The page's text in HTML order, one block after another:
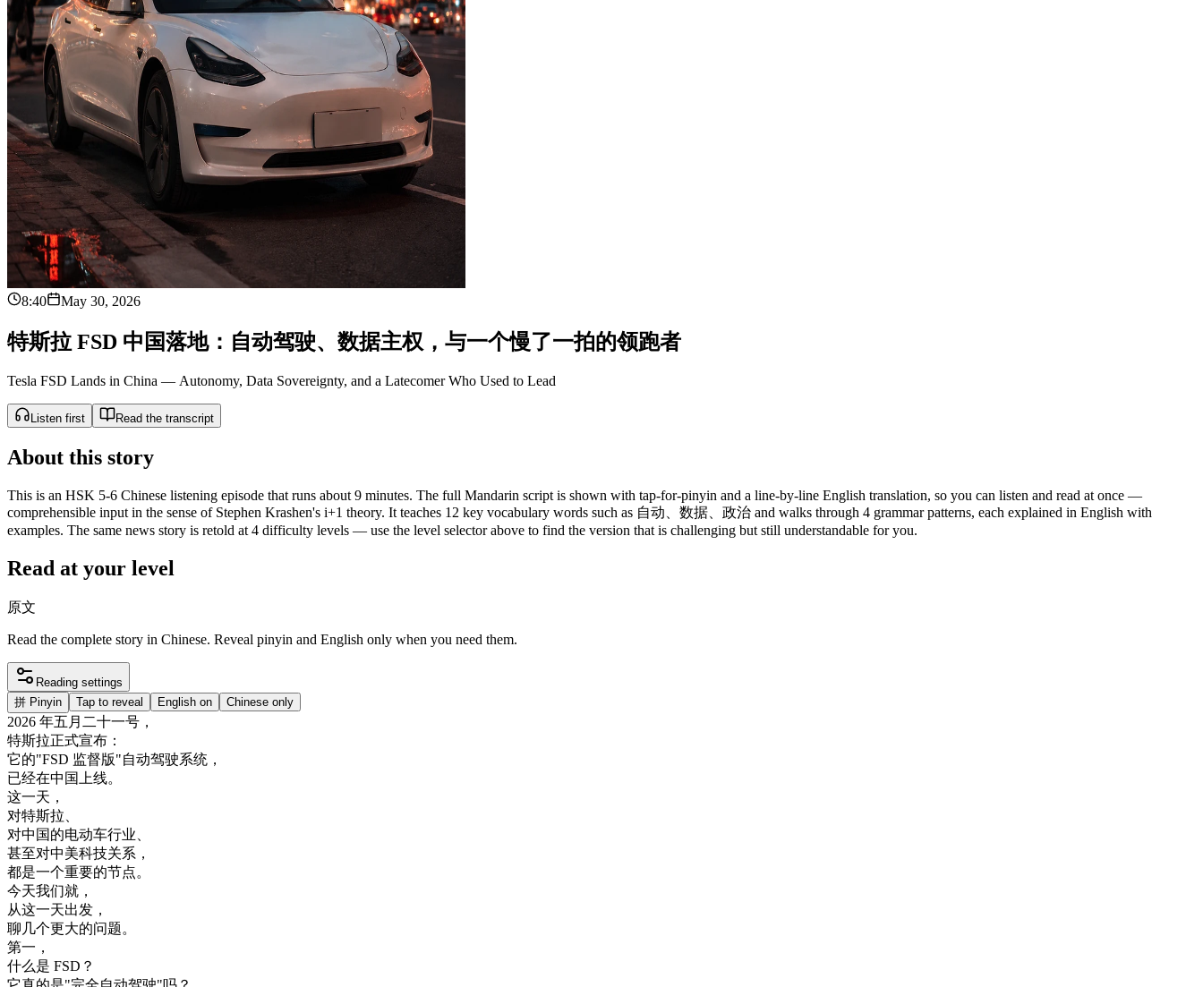
8:40 May 30, 2026
特斯拉 FSD 中 国落地： 自动驾驶、 数据主权 ， 与一个慢了一拍的领跑者
Tesla FSD Lands in China — Autonomy, Data Sovereignty, and a Latecomer Who Used to Lead
Listen first Read the transcript
About this story
This is an HSK 5-6 Chinese listening episode that runs about 9 minutes. The full Mandarin script is shown with tap-for-pinyin and a line-by-line English translation, so you can listen and read at once —
comprehensible input in the sense of Stephen Krashen's i+1 theory. It teaches 12 key vocabulary words such as 自动、数据、政治 and walks through 4 grammar patterns, each explained in English with
examples. The same news story is retold at 4 difficulty levels — use the level selector above to find the version that is challenging but still understandable for you.
Read at your level
原文
Read the complete story in Chinese. Reveal pinyin and English only when you need them.
Reading settings
拼 Pinyin Tap to reveal English on Chinese only
2026 年五月 二十一号 ，
特斯拉正式宣布 ：
它的"FSD 监督版"自动驾驶系统 ，
已经在中国 上线。
这一天 ，
对特斯拉
对中国的电动车行业
甚至对中美科技关系 ，
都是一个重要的节点。
今天我们就 ，
从这一天出发 ，
聊 几个更大的问题。
第一 ，
什么是 FSD ？